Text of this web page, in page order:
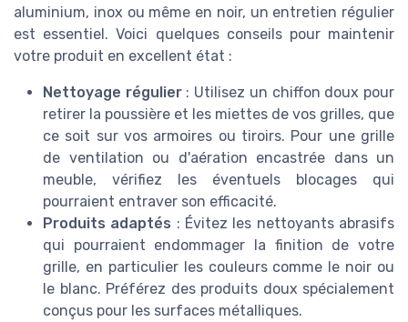
aluminium, inox ou même en noir, un entretien régulier
est essentiel. Voici quelques conseils pour maintenir
votre produit en excellent état :
Nettoyage régulier: Utilisez un chiffon doux pour
retirer la poussière et les miettes de vos grilles, que
ce soit sur vos armoires ou tiroirs. Pour une grille
de ventilation ou d'aération encastrée dans un
meuble, vérifiez les éventuels blocages qui
pourraient entraver son efficacité.
Produits adaptés : Évitez les nettoyants abrasifs
qui pourraient endommager la finition de votre
grille, en particulier les couleurs comme le noir ou
le blanc. Préférez des produits doux spécialement
conçus pour les surfaces métalliques.